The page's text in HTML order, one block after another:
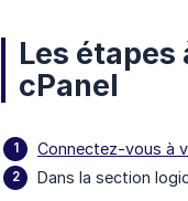
Les
cPanel
Connectez-vous à
Dans la section